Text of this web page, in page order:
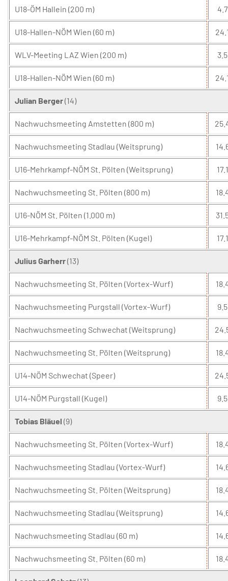
U18-ÖM Hallein (200 m)
U18-Hallen-NÖM Wien (60 m)
WLV-Meeting LAZ Wien (200 m)
U18-Hallen-NÖM Wien (60 m)
Julian Berger(14)
Nachwuchsmeeting Amstetten (800 m)
Nachwuchsmeeting Stadlau (Weitsprung)
U16-Mehrkampf-NÖM St. Pölten (Weitsprung)
Nachwuchsmeeting St. Pölten (800 m)
U16-NÖM St. Pölten (1.000 m)
U16-Mehrkampf-NÖM St. Pölten (Kugel)
Julius Garherr(13)
Nachwuchsmeeting St. Pölten (Vortex-Wurf)
Nachwuchsmeeting Purgstall (Vortex-Wurf)
Nachwuchsmeeting Schwechat (Weitsprung)
Nachwuchsmeeting St. Pölten (Weitsprung)
U14-NÖM Schwechat (Speer)
U14-NÖM Purgstall (Kugel)
Tobias Bläuel (9)
Nachwuchsmeeting St. Pölten (Vortex-Wurf)
Nachwuchsmeeting Stadlau (Vortex-Wurf)
Nachwuchsmeeting St. Pölten (Weitsprung)
Nachwuchsmeeting Stadlau (Weitsprung)
Nachwuchsmeeting Stadlau (60 m)
Nachwuchsmeeting St. Pölten (60 m)